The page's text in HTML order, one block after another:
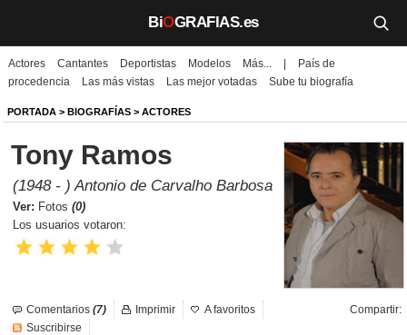
BiOGRAFIAS.es
Biografías
Películas
TV
Música
Un día como hoy
Galerías
Actores Cantantes Deportistas Modelos Más...
País de
procedencia
Las más vistas Las mejor votadas Sube tu biografía
PORTADA > BIOGRAFÍAS > ACTORES
Tony Ramos
(1948 - ) Antonio de Carvalho Barbosa
Ver: Fotos (0)
Los usuarios votaron:
Comentarios (7) Compartir:
Imprimir
A favoritos
Suscribirse